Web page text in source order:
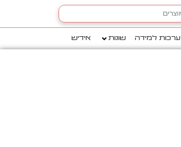
ערכות למידה שונות אידיש